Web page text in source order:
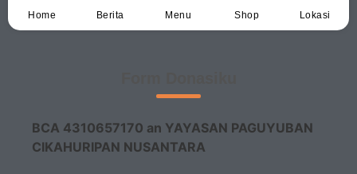
Home Berita Menu Shop Lokasi
BCA 4310657170 an YAYASAN PAGUYUBAN
CIKAHURIPAN NUSANTARA